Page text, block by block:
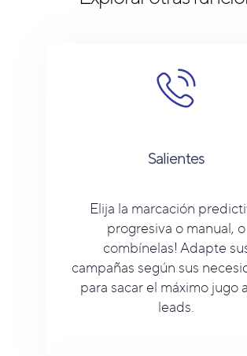
Salientes
Elija la marcación
progresiva o manual, o
combínelas! Adapte
campañas según sus
para sacar el máximo jugo
leads.